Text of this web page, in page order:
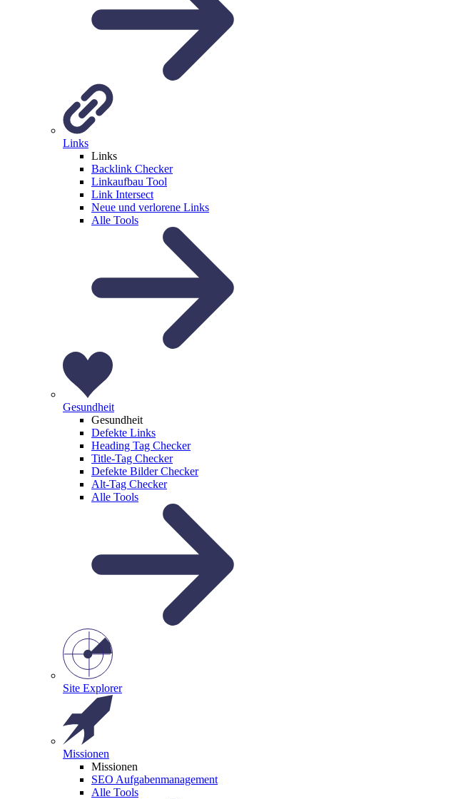
Links
Links
Backlink Checker
Linkaufbau Tool
Link Intersect
Neue und verlorene Links
Alle Tools
Gesundheit
Gesundheit
Defekte Links
Heading Tag Checker
Title-Tag Checker
Defekte Bilder Checker
Alt-Tag Checker
Alle Tools
Site Explorer
Missionen
Missionen
SEO Aufgabenmanagement
Alle Tools